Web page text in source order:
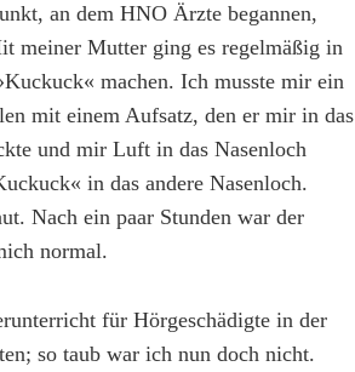
an dem HNO Ärzte begannen,
meiner Mutter ging es regelmäßig in
machen. Ich musste mir ein
mit einem Aufsatz, den er mir in das
und mir Luft in das Nasenloch
in das andere Nasenloch.
Nach ein paar Stunden war der
normal.
für Hörgeschädigte in der
so taub war ich nun doch nicht.